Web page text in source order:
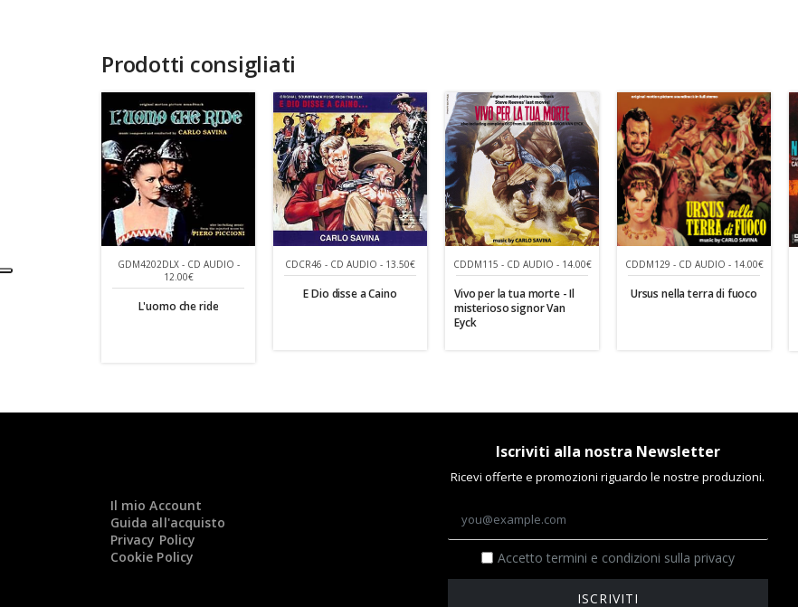
Prodotti consigliati
GDM4202DLX - CD AUDIO -
12.00€
L'uomo che ride
CDCR46 - CD AUDIO - 13.50€
E Dio disse a Caino
CDDM115 - CD AUDIO - 14.00€
Vivo per la tua morte - Il
misterioso signor Van
Eyck
CDDM129 - CD AUDIO - 14.00€
Ursus nella terra di fuoco
Il mio Account
Guida all'acquisto
Privacy Policy
Cookie Policy
Iscriviti alla nostra Newsletter
Ricevi offerte e promozioni riguardo le nostre produzioni.
Accetto termini e condizioni sulla privacy
ISCRIVITI